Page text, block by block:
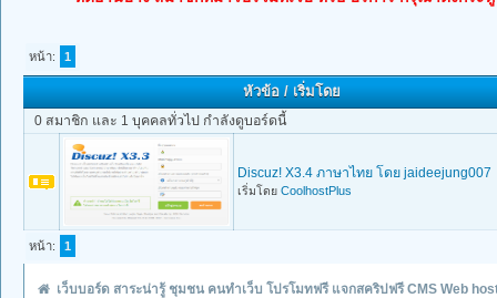
หน้า: 1
หัวข้อ/เริ่มโดย
0 สมาชิก และ 1 บุคคลทั่วไป กำลังดูบอร์ดนี้
Discuz! X3.4 ภาษาไทย โดย jaideejung007
เริ่มโดย CoolhostPlus
หน้า: 1
เว็บบอร์ด สาระน่ารู้ ชุมชน คนทำเว็บ โปรโมทฟรี แจกสคริปฟรี CMS Web